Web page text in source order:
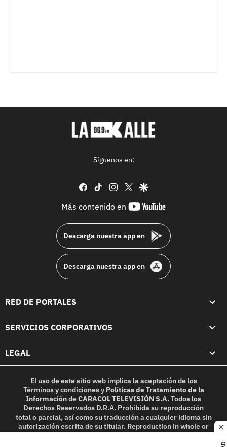
Síguenos en:
facebook
tiktok instagram
twittergoogle
Más contenido en
youtube-
Descarga nuestra app en
Descarga nuestra app en
RED DE PORTALES
SERVICIOS CORPORATIVOS
LEGAL
El uso de este sitio web implica la aceptación de los
Términos y condicionesy Políticas de Tratamiento de la
InformacióndeCARACOL TELEVISIÓN S.A.Todos los
Derechos Reservados D.R.A. Prohibida su reproducción
total o parcial, así como su traducción a cualquier idioma sin
autorización escrita de su titular. Reproduction in whole or
in part, or translation without written permission is